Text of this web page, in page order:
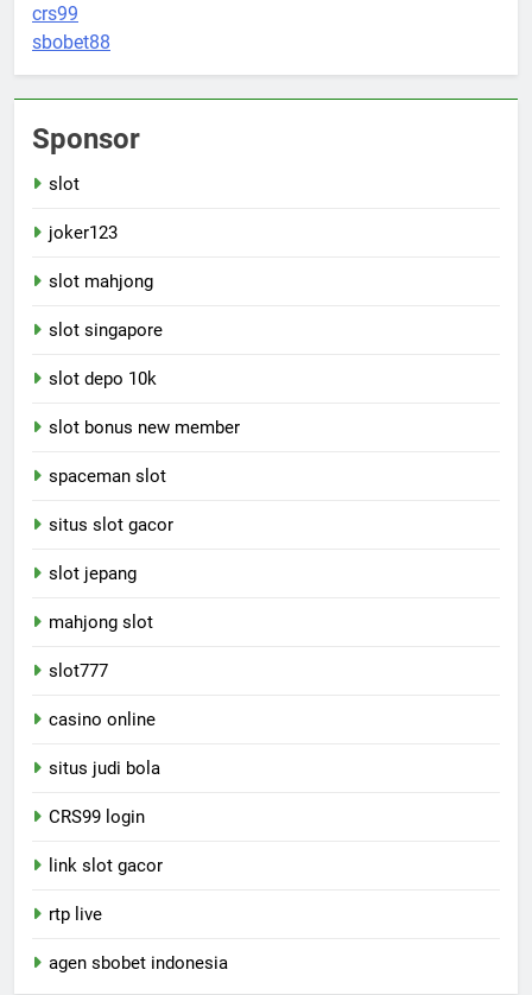
crs99
sbobet88
Sponsor
slot
joker123
slot mahjong
slot singapore
slot depo 10k
slot bonus new member
spaceman slot
situs slot gacor
slot jepang
mahjong slot
slot777
casino online
situs judi bola
CRS99 login
link slot gacor
rtp live
agen sbobet indonesia